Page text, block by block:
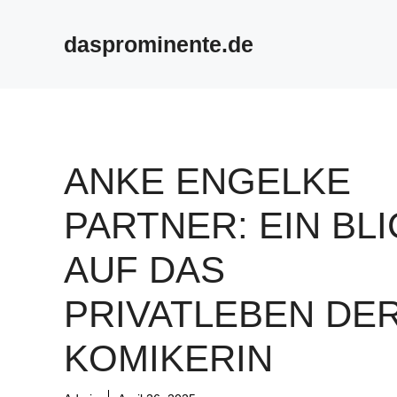
dasprominente.de
ANKE ENGELKE
PARTNER: EIN
AUF DAS
PRIVATLEBEN
KOMIKERIN